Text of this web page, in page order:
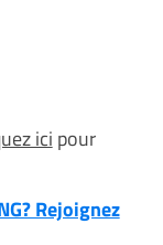
ici pour
Rejoignez